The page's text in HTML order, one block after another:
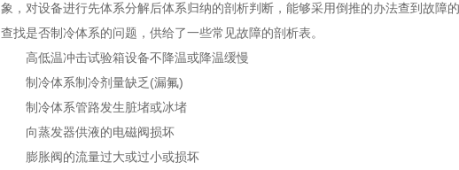
象，对设备进行先体系分解后体系归纳的剖析判断，能够采用倒推的办法查到故障
查找是否制冷体系的问题，供给了一些常见故障的剖析表。
高低温冲击试验箱设备不降温或降温缓慢
制冷体系制冷剂量缺乏(漏氟)
制冷体系管路发生脏堵或冰堵
向蒸发器供液的电磁阀损坏
膨胀阀的流量过大或过小或损坏